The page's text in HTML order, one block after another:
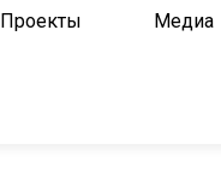
Проекты Медиа